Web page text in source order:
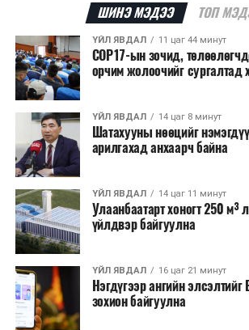
шалтгааныг үргэлжлүүлэн тогтоож
аянгын улмаас үүсээгүй гэж үзэж
Одоогоор АНУ даяар 13 мужид 90
хээрийн түймэр идэвхтэй
талаас илүү нь Орегон болон
бүртгэгдсэн байна. Цаг уурын
өдрүүдэд агаарын температур
нэмэгдэж, хуурайшилт эрчимжих
анхааруулсан бөгөөд энэ нь гал
шинэ сорилт учруулж болзошгүйг
ШИНЭ МЭДЭЭ ТОП
ҮЙЛ ЯВДАЛ 11 цаг 44 минут
COP17-ын зочид,
орчим жолоочийг сургалтад
ҮЙЛ ЯВДАЛ 14 цаг 8 минут
Шатахууны нөөцийг
арилгахад анхаарч байна
ҮЙЛ ЯВДАЛ 14 цаг 11 минут
Улаанбаатарт хоногт 250 м³
үйлдвэр байгуулна
ҮЙЛ ЯВДАЛ 16 цаг 21 минут
Нэгдүгээр ангийн
зохион байгуулна